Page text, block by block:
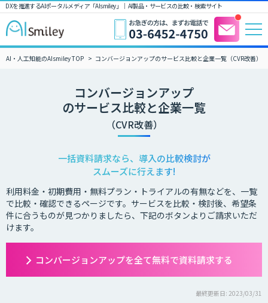
DXを推進するAIポータルメディア「AIsmiley」｜ AI製品・サービスの比較・検索サイト
AI・人工知能のAIsmiley TOP コンバージョンアップのサービス比較と企業一覧（CVR改善）
コンバージョンアップ
のサービス比較と企業一覧
（CVR改善）
一括資料請求なら、導入の比較検討が
スムーズに行えます!
利用料金・初期費用・無料プラン・トライアルの有無などを、一覧
で比較・確認できるページです。サービスを比較・検討後、希望条
件に合うものが見つかりましたら、下記のボタンよりご請求いただ
けます。
コンバージョンアップを全て無料で資料請求する
最終更新日: 2023/03/31